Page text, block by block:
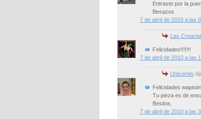
Entraste por la
Besazos
7 de abril de 2010 a las
Las
Felicidades!!!!!!!
7 de abril de 2010 a las
Unicornio
Felicidades
Tu pieza es de
Besitos.
7 de abril de 2010 a las